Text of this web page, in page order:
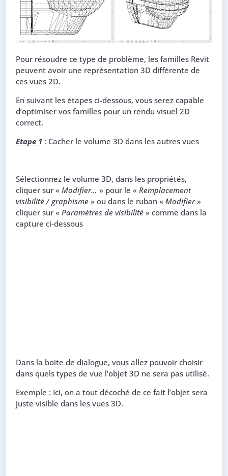
Pour résoudre ce type de problème, les familles Revit
peuvent avoir une représentation 3D différente de
ces vues 2D.
En suivant les étapes ci-dessous, vous serez capable
d’optimiser vos familles pour un rendu visuel 2D
correct.
Etape 1 : Cacher le volume 3D dans les autres vues
Sélectionnez le volume 3D, dans les propriétés,
cliquer sur «Modifier… » pour le «Remplacement
visibilité / graphisme » ou dans le ruban «Modifier»
cliquer sur «Paramètres de visibilité » comme dans la
capture ci-dessous
Dans la boite de dialogue, vous allez pouvoir choisir
dans quels types de vue l’objet 3D ne sera pas utilisé.
Exemple : Ici, on a tout décoché de ce fait l’objet sera
juste visible dans les vues 3D.